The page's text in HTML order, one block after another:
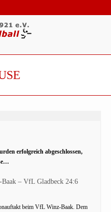
erfolgreich abgeschlossen,
– VfL Gladbeck 24:6
beim VfL Winz-Baak. Dem